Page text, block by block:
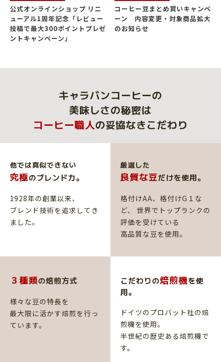
公式オンラインショップ リニ
ューアル1周年記念「レビュー
投稿で最大300ポイントプレゼ
ントキャンペーン」
コーヒー豆まとめ買いキャンペ
ーン 内容変更・対象商品拡大
のお知らせ
キャラバンコーヒーの
美味しさの秘密は
コーヒー職⼈の妥協なきこだわり
他では真似できない
究極のブレンド⼒。
1928年の創業以来、
ブレンド技術を追求してき
ました。
厳選した
良質な豆だけを使用。
格付けAA、格付けG１な
ど、
世界でトップランクの
評価を受けている
高品質な豆を使用。
３種類の焙煎方式
様々な豆の特長を
最大限に活かす焙煎を行っ
ています。
こだわりの焙煎機を使
⽤。
ドイツのプロバット社の焙
煎機を使用。
半世紀の歴史ある焙煎機で
す。